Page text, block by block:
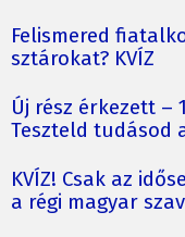
Felismered
sztárokat? KVÍZ
Új rész érkezett –
Teszteld tudásod
KVÍZ! Csak az
a régi magyar